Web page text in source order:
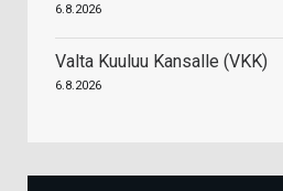
6.8.2026
Valta Kuuluu Kansalle (VKK)
6.8.2026